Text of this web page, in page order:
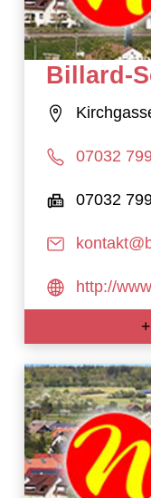
Billard-
07032
07032
http://